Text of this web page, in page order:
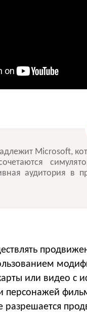
Microsoft,
аудитория в
или видео с
персонажей
разрешается